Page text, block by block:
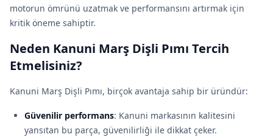
motorun ömrünü uzatmak ve performansını artırmak için
kritik öneme sahiptir.
Neden Kanuni Marş Dişli Pımı Tercih
Etmelisiniz?
Kanuni Marş Dişli Pımı, birçok avantaja sahip bir üründür:
Güvenilir performans: Kanuni markasının kalitesini
yansıtan bu parça, güvenilirliği ile dikkat çeker.